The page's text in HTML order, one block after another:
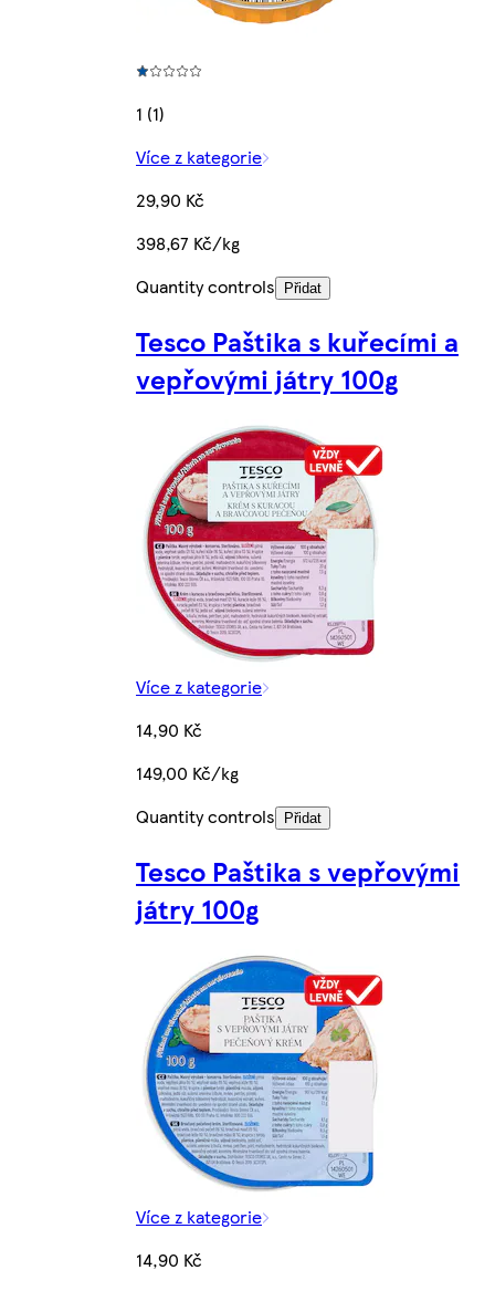
1 (1)
Více z kategorie
29,90 Kč
398,67 Kč/kg
Quantity controls
Přidat
Tesco Paštika s kuřecími a
vepřovými játry 100g
Více z kategorie
14,90 Kč
149,00 Kč/kg
Quantity controls
Přidat
Tesco Paštika s vepřovými
játry 100g
Více z kategorie
14,90 Kč